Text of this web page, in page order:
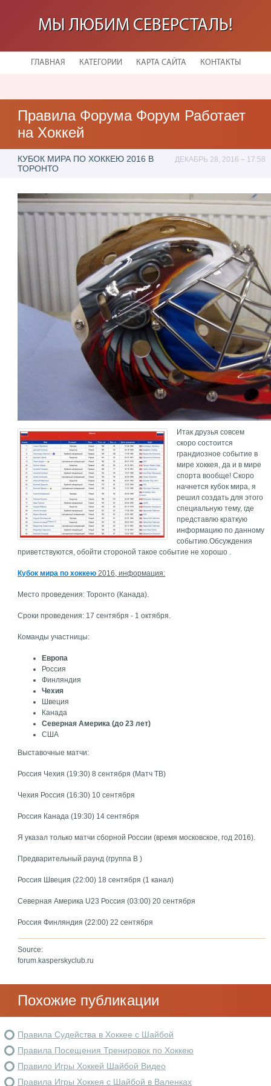
МЫ ЛЮБИМ СЕВЕРСТАЛЬ!
ГЛАВНАЯ КАТЕГОРИИ КАРТА САЙТА КОНТАКТЫ
Правила Форума Форум Работает
на Хоккей
КУБОК МИРА ПО ХОККЕЮ 2016 В
ТОРОНТО
ДЕКАБРЬ 28, 2016 – 17:58
Итак друзья совсем
скоро состоится
грандиозное событие в
мире хоккея, да и в мире
спорта вообще! Скоро
начнется кубок мира, я
решил создать для этого
специальную тему, где
представлю краткую
информацию по данному
событию.Обсуждения
приветствуются, обойти стороной такое событие не хорошо .
Кубок мира по хоккею 2016, информация:
Место проведения: Торонто (Канада).
Сроки проведения: 17 сентября - 1 октября.
Команды участницы:
Европа
Россия
Финляндия
Чехия
Швеция
Канада
Северная Америка (до 23 лет)
США
Выставочные матчи:
Россия Чехия (19:30) 8 сентября (Матч ТВ)
Чехия Россия (16:30) 10 сентября
Россия Канада (19:30) 14 сентября
Я указал только матчи сборной России (время московское, год 2016).
Предварительный раунд (группа B )
Россия Швеция (22:00) 18 сентября (1 канал)
Северная Америка U23 Россия (03:00) 20 сентября
Россия Финляндия (22:00) 22 сентября
Source:
forum.kasperskyclub.ru
Похожие публикации
Правила Судейства в Хоккее с Шайбой
Правила Посещения Тренировок по Хоккею
Правило Игры Хоккей Шайбой Видео
Правила Игры Хоккея с Шайбой в Валенках